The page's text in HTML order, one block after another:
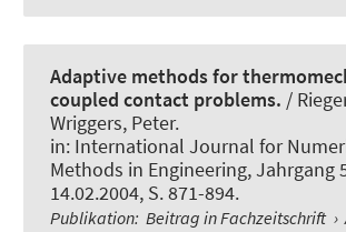
Adaptive methods for
coupled contact problems. /
Wriggers, Peter.
in: International Journal for
Methods in Engineering, Jahrgang
14.02.2004, S. 871-894.
Publikation: Beitrag in Fachzeitschrift ›